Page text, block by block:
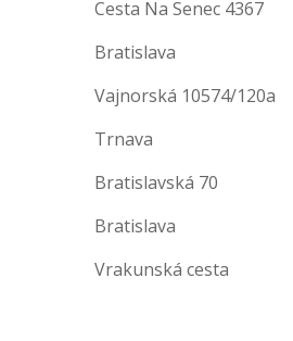
Cesta Na Senec 4367
Bratislava
Vajnorská 10574/120a
Trnava
Bratislavská 70
Bratislava
Vrakunská cesta